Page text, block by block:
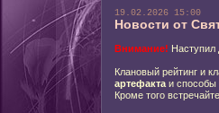
19.02.2026 15:00
Новости от
Внимание! Наступил
Клановый рейтинг и
артефактаи способы
Кроме того встречайте